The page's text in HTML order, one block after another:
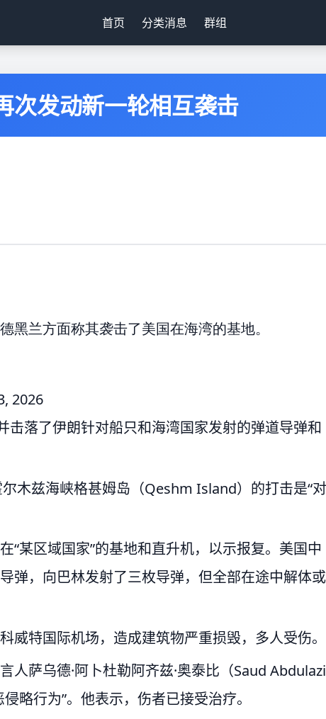
首页 分类消息 群组
次发动新一轮相互袭击
黑兰方面称其袭击了美国在海湾的基地。
2026
击落了伊朗针对船只和海湾国家发射的弹道导弹和
木兹海峡格甚姆岛（Qeshm Island）的打击是“对
“某区域国家”的基地和直升机，以示报复。美国中
弹，向巴林发射了三枚导弹，但全部在途中解体或
威特国际机场，造成建筑物严重损毁，多人受伤。
人萨乌德·阿卜杜勒阿齐兹·奥泰比（Saud
略行为”。他表示，伤者已接受治疗。